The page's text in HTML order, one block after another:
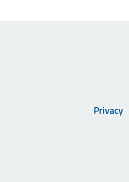
Privacy